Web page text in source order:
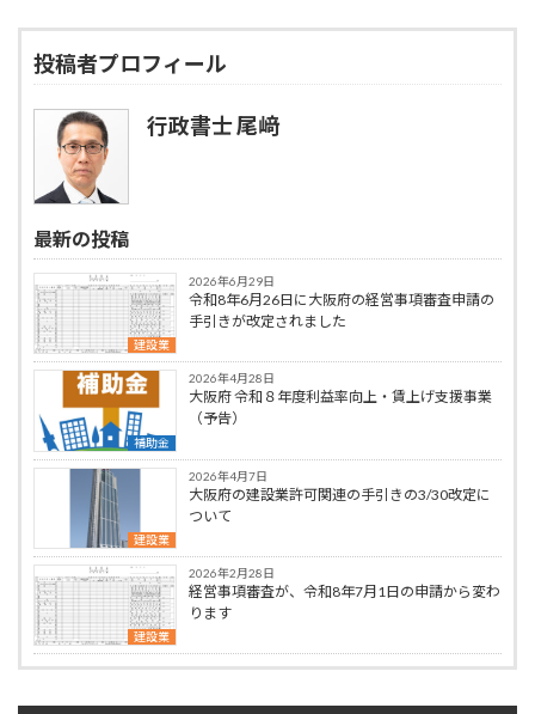
投稿者プロフィール
行政書士 尾﨑
最新の投稿
建設業
2026年6月29日
令和8年6月26日に大阪府の経営事項審査申請の
手引きが改定されました
補助金
2026年4月28日
大阪府 令和８年度利益率向上・賃上げ支援事業
（予告）
建設業
2026年4月7日
大阪府の建設業許可関連の手引きの3/30改定に
ついて
建設業
2026年2月28日
経営事項審査が、令和8年7月1日の申請から変わ
ります